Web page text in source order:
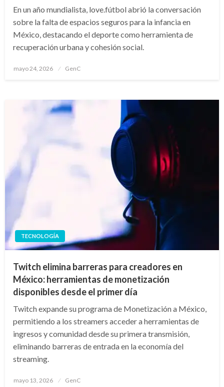
En un año mundialista, love.fútbol abrió la conversación
sobre la falta de espacios seguros para la infancia en
México, destacando el deporte como herramienta de
recuperación urbana y cohesión social.
Publicado
mayo 24, 2026 GenC
TECNOLOGÍA
Twitch elimina barreras para creadores en
México: herramientas de monetización
disponibles desde el primer día
Twitch expande su programa de Monetización a México,
permitiendo a los streamers acceder a herramientas de
ingresos y comunidad desde su primera transmisión,
eliminando barreras de entrada en la economía del
streaming.
Publicado
mayo 13, 2026 GenC